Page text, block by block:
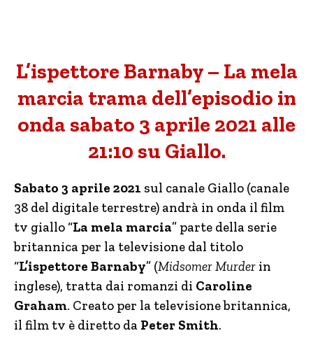
L’ispettore Barnaby – La mela
marcia trama dell’episodio in
onda sabato 3 aprile 2021 alle
21:10 su Giallo.
Sabato 3 aprile 2021 sul canale Giallo (canale
38 del digitale terrestre) andrà in onda il film
tv giallo “La mela marcia” parte della serie
britannica per la televisione dal titolo
“L’ispettore Barnaby” (Midsomer Murder in
inglese), tratta dai romanzi di Caroline
Graham. Creato per la televisione britannica,
il film tv è diretto da Peter Smith.